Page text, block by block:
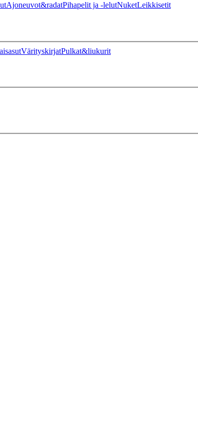
Ajoneuvot&radatPihapelit ja -lelutNuketLeikkisetit
VärityskirjatPulkat&liukurit